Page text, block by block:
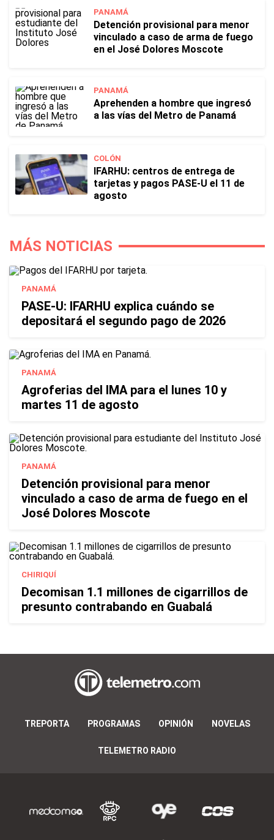
PANAMÁ
Detención provisional para menor
vinculado a caso de arma de fuego
en el José Dolores Moscote
PANAMÁ
Aprehenden a hombre que ingresó
a las vías del Metro de Panamá
COLÓN
IFARHU: centros de entrega de
tarjetas y pagos PASE-U el 11 de
agosto
MÁS NOTICIAS
PANAMÁ
PASE-U: IFARHU explica cuándo se
depositará el segundo pago de 2026
PANAMÁ
Agroferias del IMA para el lunes 10 y
martes 11 de agosto
PANAMÁ
Detención provisional para menor
vinculado a caso de arma de fuego en el
José Dolores Moscote
CHIRIQUÍ
Decomisan 1.1 millones de cigarrillos de
presunto contrabando en Guabalá
TREPORTA PROGRAMAS OPINIÓN NOVELAS
TELEMETRO RADIO